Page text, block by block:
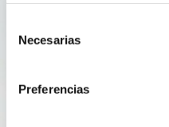
Necesarias
Preferencias